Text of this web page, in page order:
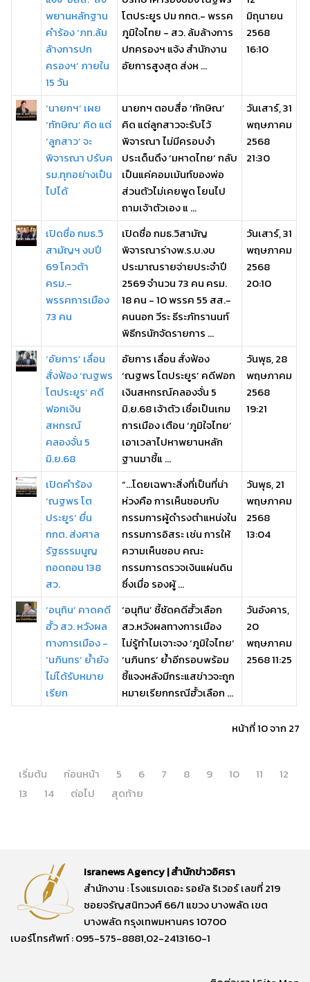
พยานหลักฐาน
คำร้อง ‘ภท.ล้ม
ล้างการปก
ครองฯ’ ภายใน
15 วัน
โตประยูร ปม กกต.- พรรค
ภูมิใจไทย - สว. ล้มล้างการ
ปกครองฯ แจ้ง สำนักงาน
อัยการสูงสุด ส่งห ...
มิถุนายน
2568
16:10
‘นายกฯ’ เผย
‘ทักษิณ’ คิด แต่
‘ลูกสาว’ จะ
พิจารณา ปรับค
รม.ทุกอย่างเป็น
ไปได้
นายกฯ ตอบสื่อ ‘ทักษิณ’
คิด แต่ลูกสาวจะรับไว้
พิจารณา ไม่มีครอบงำ
ประเด็นดึง ‘มหาดไทย’ กลับ
เป็นแค่คอมเม้นท์ของพ่อ
ส่วนตัวไม่เคยพูด โยนไป
ถามเจ้าตัวเอง แ ...
วันเสาร์, 31
พฤษภาคม
2568
21:30
เปิดชื่อ กมธ.วิ
สามัญฯ งบปี
69 โควต้า
ครม.-
พรรคการเมือง
73 คน
เปิดชื่อ กมธ.วิสามัญ
พิจารณาร่างพ.ร.บ.งบ
ประมาณรายจ่ายประจำปี
2569 จำนวน 73 คน ครม.
18 คน - 10 พรรค 55 สส.-
คนนอก วีระ ธีระภัทรานนท์
พิธีกรนักจัดรายการ ...
วันเสาร์, 31
พฤษภาคม
2568
20:10
‘อัยการ’ เลื่อน
สั่งฟ้อง ‘ณฐพร
โตประยูร’ คดี
ฟอกเงิน
สหกรณ์
คลองจั่น 5
มิ.ย.68
อัยการ เลื่อน สั่งฟ้อง
‘ณฐพร โตประยูร’ คดีฟอก
เงินสหกรณ์คลองจั่น 5
มิ.ย.68 เจ้าตัว เชื่อเป็นเกม
การเมือง เตือน ‘ภูมิใจไทย’
เอาเวลาไปหาพยานหลัก
ฐานมาชี้แ ...
วันพุธ, 28
พฤษภาคม
2568
19:21
เปิดคำร้อง
‘ณฐพร โต
ประยูร’ ยื่น
กกต. ส่งศาล
รัฐธรรมนูญ
ถอดถอน 138
สว.
“…โดยเฉพาะสิ่งที่เป็นที่น่า
ห่วงคือ การเห็นชอบกับ
กรรมการผู้ดำรงตำแหน่งใน
กรรมการอิสระ เช่น การให้
ความเห็นชอบ คณะ
กรรมการตรวจเงินแผ่นดิน
ซึ่งเมื่อ รองผู้ ...
วันพุธ, 21
พฤษภาคม
2568
13:04
‘อนุทิน’ คาดคดี
ฮั้ว สว. หวังผล
ทางการเมือง -
‘นภินทร’ ย้ำยัง
ไม่ได้รับหมาย
เรียก
‘อนุทิน’ ชี้ชัดคดีฮั้วเลือก
สว.หวังผลทางการเมือง
ไม่รู้ทำไมเจาะจง ‘ภูมิใจไทย’
‘นภินทร’ ย้ำอีกรอบพร้อม
ชี้แจงหลังมีกระแสข่าวจะถูก
หมายเรียกกรณีฮั้วเลือก ...
วันอังคาร,
20
พฤษภาคม
2568 11:25
หน้าที่ 10 จาก 27
เริ่มต้น ก่อนหน้า 5 6 7 8 9 10 11
12
13
14 ต่อไป สุดท้าย
Isranews Agency | สำนักข่าวอิศรา
สำนักงาน : โรงแรมเดอะ รอยัล ริเวอร์ เลขที่ 219
ซอยจรัญสนิทวงศ์ 66/1 แขวง บางพลัด เขต
บางพลัด กรุงเทพมหานคร 10700
เบอร์โทรศัพท์ : 095-575-8881,02-2413160-1